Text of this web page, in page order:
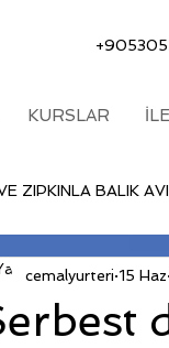
KURSLAR
ZIPKINLA BALIK AVI
cemalyurteri 15 Haz